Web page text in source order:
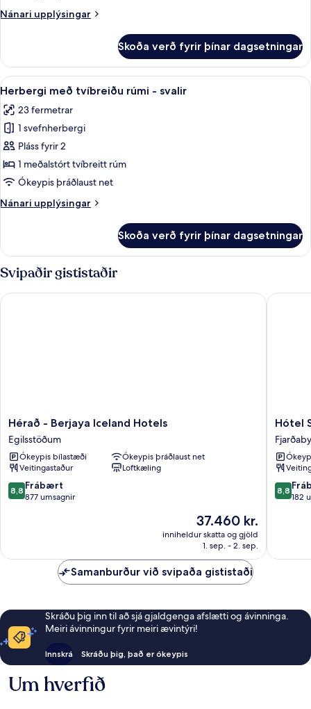
gott
Nánari upplýsingar
Nánari
fyrir
tvo
-
aðgengi
Skoða verð fyrir þínar dagsetningar
Skoða
allar
myndir
fyrir
Herbergi
með
tvíbreiðu
-
Herbergi með tvíbreiðu rúmi - svalir |
8
Herbergi með tvíbreiðu rúmi - svalir
23 fermetrar
1 svefnherbergi
Pláss fyrir 2
1 meðalstórt tvíbreitt rúm
Ókeypis þráðlaust net
Nánari upplýsingar
Nánari
með
tvíbreiðu
rúmi
svalir
Skoða verð fyrir þínar dagsetningar
Svipaðir gististaðir
Hérað
-
Berjaya
Iceland
Hotels
Egilsstöðum
Hérað - Berjaya Iceland Hotels
Egilsstöðum
Ókeypis bílastæði
Ókeypis þráðlaust net
Veitingastaður
Loftkæling
8.8
af
8,8 Frábært
877 umsagnir
Verðið
37.460 kr.
37.460 kr.
inniheldur skatta og gjöld
1. sep. - 2. sep.
Hérað - Berjaya Iceland Hotels
Hótel
Hótel
8.8
af
8,8
182
Hótel
Samanburður við svipaða gististaði
Skráðu þig inn til að sjá gjaldgenga afslætti og ávinninga.
Meiri ávinningur fyrir meiri ævintýri!
Innskrá Skráðu þig, það er ókeypis
Um hverfið